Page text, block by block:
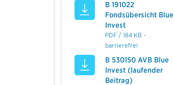
B 191022
Fondsübersicht Blue
Invest
PDF / 184 KB -
barrierefrei
B 530150 AVB Blue
Invest (laufender
Beitrag)